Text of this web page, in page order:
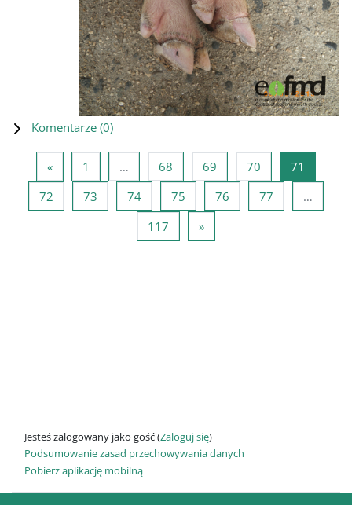
Komentarze (0)
«Poprzednia strona
1 … 68 Strona 68
69 Strona 69
70 Strona 70
71
72 Strona 72
73 Strona 73
74Strona 74
75 Strona 75
76 Strona 76
77
…
117 Strona 117
»Następna strona
Jesteś zalogowany jako gość (Zaloguj się)
Podsumowanie zasad przechowywania danych
Pobierz aplikację mobilną